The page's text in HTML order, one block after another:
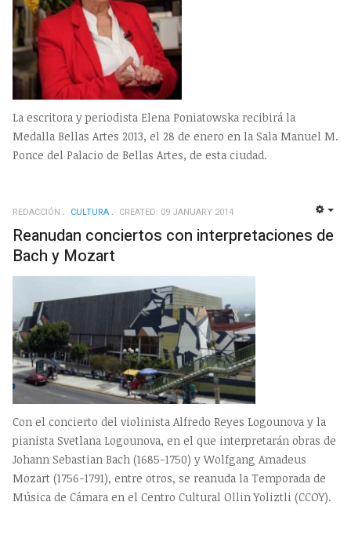
La escritora y periodista Elena Poniatowska recibirá la
Medalla Bellas Artes 2013, el 28 de enero en la Sala Manuel M.
Ponce del Palacio de Bellas Artes, de esta ciudad.
REDACCIÓN CULTURA CREATED: 09 JANUARY 2014
Reanudan conciertos con interpretaciones de
Bach y Mozart
Con el concierto del violinista Alfredo Reyes Logounova y la
pianista Svetlana Logounova, en el que interpretarán obras de
Johann Sebastian Bach (1685-1750) y Wolfgang Amadeus
Mozart (1756-1791), entre otros, se reanuda la Temporada de
Música de Cámara en el Centro Cultural Ollin Yoliztli (CCOY).